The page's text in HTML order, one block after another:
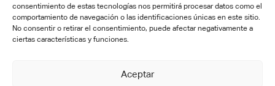
consentimiento de estas tecnologías nos permitirá procesar datos como el
comportamiento de navegación o las identificaciones únicas en este sitio.
No consentir o retirar el consentimiento, puede afectar negativamente a
ciertas características y funciones.
Aceptar
Política de privacidad|Política de calidad